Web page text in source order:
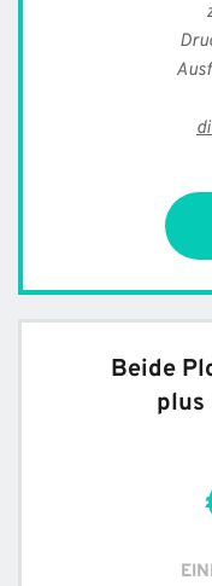
Beide
plus